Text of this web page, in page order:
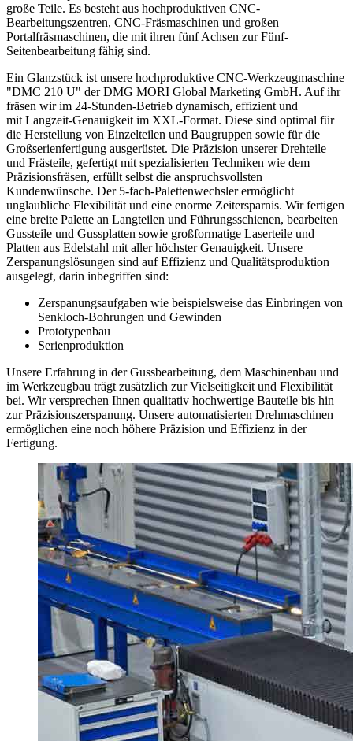
große Teile. Es besteht aus hochproduktiven CNC-
Bearbeitungszentren, CNC-Fräsmaschinen und großen
Portalfräsmaschinen, die mit ihren fünf Achsen zur Fünf-
Seitenbearbeitung fähig sind.
Ein Glanzstück ist unsere hochproduktive CNC-Werkzeugmaschine
"DMC 210 U" der DMG MORI Global Marketing GmbH. Auf ihr
fräsen wir im 24-Stunden-Betrieb dynamisch, effizient und
mit Langzeit-Genauigkeit im XXL-Format. Diese sind optimal für
die Herstellung von Einzelteilen und Baugruppen sowie für die
Großserienfertigung ausgerüstet. Die Präzision unserer Drehteile
und Frästeile, gefertigt mit spezialisierten Techniken wie dem
Präzisionsfräsen, erfüllt selbst die anspruchsvollsten
Kundenwünsche. Der 5-fach-Palettenwechsler ermöglicht
unglaubliche Flexibilität und eine enorme Zeitersparnis. Wir fertigen
eine breite Palette an Langteilen und Führungsschienen, bearbeiten
Gussteile und Gussplatten sowie großformatige Laserteile und
Platten aus Edelstahl mit aller höchster Genauigkeit. Unsere
Zerspanungslösungen sind auf Effizienz und Qualitätsproduktion
ausgelegt, darin inbegriffen sind:
Zerspanungsaufgaben wie beispielsweise das Einbringen von
Senkloch-Bohrungen und Gewinden
Prototypenbau
Serienproduktion
Unsere Erfahrung in der Gussbearbeitung, dem Maschinenbau und
im Werkzeugbau trägt zusätzlich zur Vielseitigkeit und Flexibilität
bei. Wir versprechen Ihnen qualitativ hochwertige Bauteile bis hin
zur Präzisionszerspanung. Unsere automatisierten Drehmaschinen
ermöglichen eine noch höhere Präzision und Effizienz in der
Fertigung.